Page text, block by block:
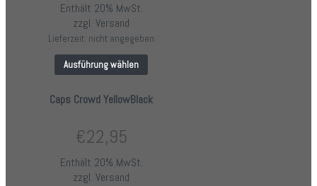
Enthält 20% MwSt.
zzgl. Versand
Lieferzeit: nicht angegeben
Ausführung wählen
Caps Crowd YellowBlack
€22,95
Enthält 20% MwSt.
zzgl. Versand